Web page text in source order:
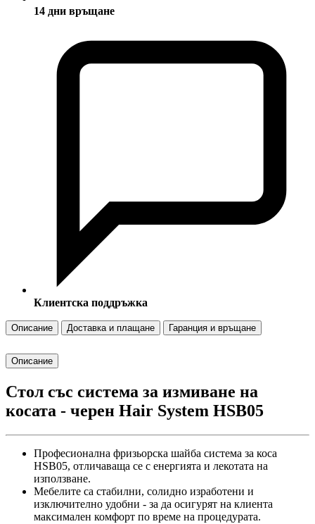
14 дни връщане
Клиентска поддръжка
Описание Доставка и плащане Гаранция и връщане
Описание
Стол със система за измиване на
косата - черен Hair System HSB05
Професионална фризьорска шайба система за коса
HSB05, отличаваща се с енергията и лекотата на
използване.
Мебелите са стабилни, солидно изработени и
изключително удобни - за да осигурят на клиента
максимален комфорт по време на процедурата.